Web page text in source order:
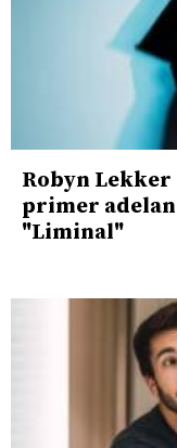
Robyn Lekker
primer
"Liminal"